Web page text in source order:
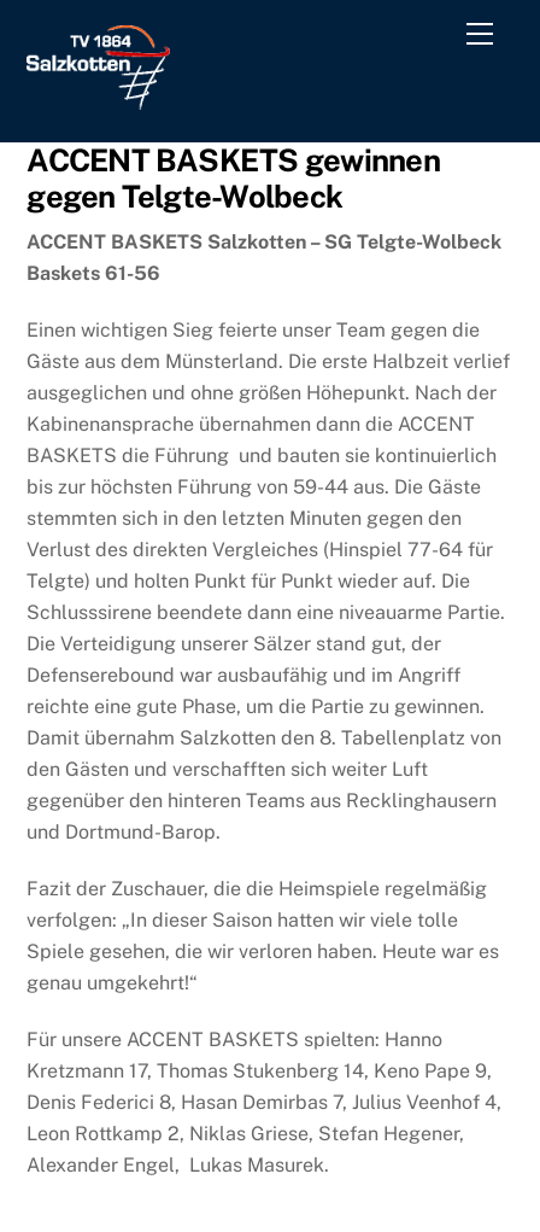
content
Menu
ACCENT BASKETS gewinnen
gegen Telgte-Wolbeck
ACCENT BASKETS Salzkotten – SG Telgte-Wolbeck
Baskets 61-56
Einen wichtigen Sieg feierte unser Team gegen die
Gäste aus dem Münsterland. Die erste Halbzeit verlief
ausgeglichen und ohne größen Höhepunkt. Nach der
Kabinenansprache übernahmen dann die ACCENT
BASKETS die Führung und bauten sie kontinuierlich
bis zur höchsten Führung von 59-44 aus. Die Gäste
stemmten sich in den letzten Minuten gegen den
Verlust des direkten Vergleiches (Hinspiel 77-64 für
Telgte) und holten Punkt für Punkt wieder auf. Die
Schlusssirene beendete dann eine niveauarme Partie.
Die Verteidigung unserer Sälzer stand gut, der
Defenserebound war ausbaufähig und im Angriff
reichte eine gute Phase, um die Partie zu gewinnen.
Damit übernahm Salzkotten den 8. Tabellenplatz von
den Gästen und verschafften sich weiter Luft
gegenüber den hinteren Teams aus Recklinghausern
und Dortmund-Barop.
Fazit der Zuschauer, die die Heimspiele regelmäßig
verfolgen: „In dieser Saison hatten wir viele tolle
Spiele gesehen, die wir verloren haben. Heute war es
genau umgekehrt!“
Für unsere ACCENT BASKETS spielten: Hanno
Kretzmann 17, Thomas Stukenberg 14, Keno Pape 9,
Denis Federici 8, Hasan Demirbas 7, Julius Veenhof 4,
Leon Rottkamp 2, Niklas Griese, Stefan Hegener,
Alexander Engel, Lukas Masurek.